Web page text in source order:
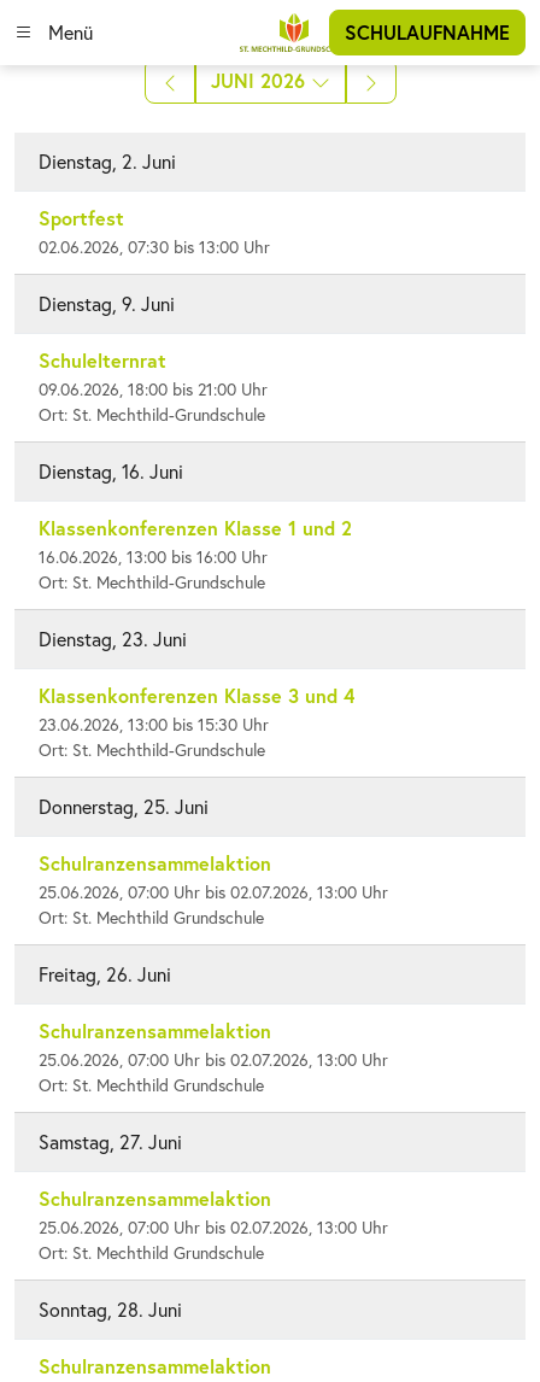
Menü
SCHULAUFNAHME
JUNI 2026
Dienstag, 2. Juni
Sportfest
02.06.2026, 07:30 bis 13:00 Uhr
Dienstag, 9. Juni
Schulelternrat
09.06.2026, 18:00 bis 21:00 Uhr
Ort: St. Mechthild-Grundschule
Dienstag, 16. Juni
Klassenkonferenzen Klasse 1 und 2
16.06.2026, 13:00 bis 16:00 Uhr
Ort: St. Mechthild-Grundschule
Dienstag, 23. Juni
Klassenkonferenzen Klasse 3 und 4
23.06.2026, 13:00 bis 15:30 Uhr
Ort: St. Mechthild-Grundschule
Donnerstag, 25. Juni
Schulranzensammelaktion
25.06.2026, 07:00 Uhr bis 02.07.2026, 13:00 Uhr
Ort: St. Mechthild Grundschule
Freitag, 26. Juni
Schulranzensammelaktion
25.06.2026, 07:00 Uhr bis 02.07.2026, 13:00 Uhr
Ort: St. Mechthild Grundschule
Samstag, 27. Juni
Schulranzensammelaktion
25.06.2026, 07:00 Uhr bis 02.07.2026, 13:00 Uhr
Ort: St. Mechthild Grundschule
Sonntag, 28. Juni
Schulranzensammelaktion